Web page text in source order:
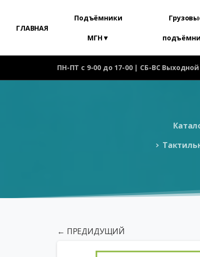
ГЛАВНАЯ
Подъёмники
МГН▼
ПН-ПТ с 9-00 до 17-00 | СБ-ВС Выходной
← ПРЕДИДУЩИЙ